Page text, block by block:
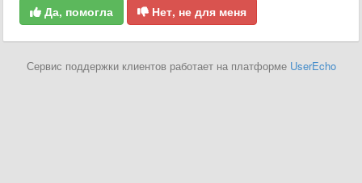
Да, помогла Нет, не для меня
Сервис поддержки клиентов работает на платформе UserEcho